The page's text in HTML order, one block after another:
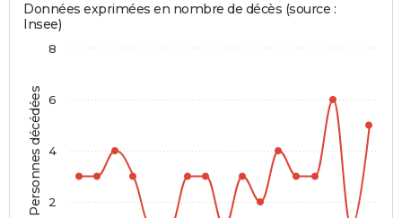
Personnes décédées
Données exprimées en nombre de décès (source :
Insee)
2
4
6
8